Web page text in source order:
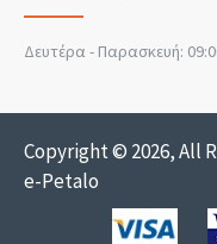
Δευτέρα - Παρασκευή:
Copyright © 2026, All
e-Petalo